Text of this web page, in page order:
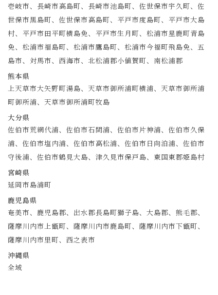
壱岐市、長崎市高島町、長崎市池島町、佐世保市宇久町、佐
世保市黒島町、佐世保市高島町、平戸市度島町、平戸市大島
村、平戸市田平町横島免、平戸市生月町、松浦市星鹿町青島
免、松浦市福島町、松浦市鷹島町、松浦市今福町飛島免、五
島市、対馬市、西海市、北松浦郡小値賀町、南松浦郡
熊本県
上天草市大矢野町湯島、天草市御所浦町横浦、天草市御所浦
町御所浦、天草市御所浦町牧島
大分県
佐伯市荒網代浦、佐伯市石間浦、佐伯市片神浦、佐伯市久保
浦、佐伯市塩内浦、佐伯市高松浦、佐伯市日向泊浦、佐伯市
守後浦、佐伯市鶴見大島、津久見市保戸島、東国東郡姫島村
宮崎県
延岡市島浦町
鹿児島県
奄美市、鹿児島郡、出水郡長島町獅子島、大島郡、熊毛郡、
薩摩川内市上甑町、薩摩川内市鹿島町、薩摩川内市下甑町、
薩摩川内市里町、西之表市
沖縄県
全域